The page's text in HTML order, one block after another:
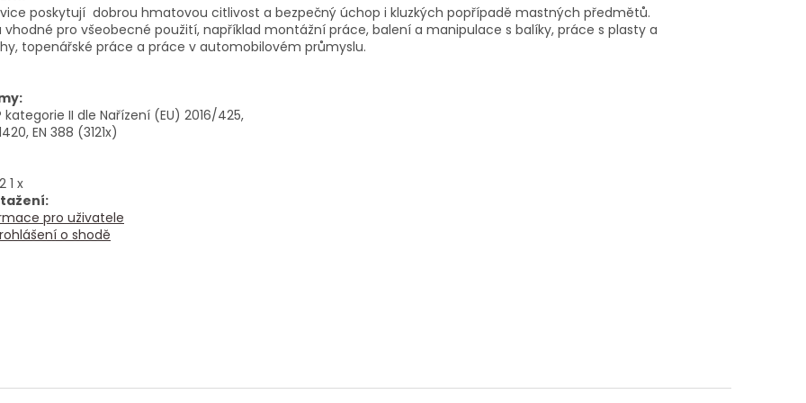
poskytují dobrou hmatovou citlivost a bezpečný úchop i kluzkých popřípadě mastných předmětů.
vhodné pro všeobecné použití, například montážní práce, balení a manipulace s balíky, práce s plasty a
topenářské práce a práce v automobilovém průmyslu.
kategorie II dle Nařízení (EU) 2016/425,
EN 388 (3121x)
1 x
pro uživatele
o shodě